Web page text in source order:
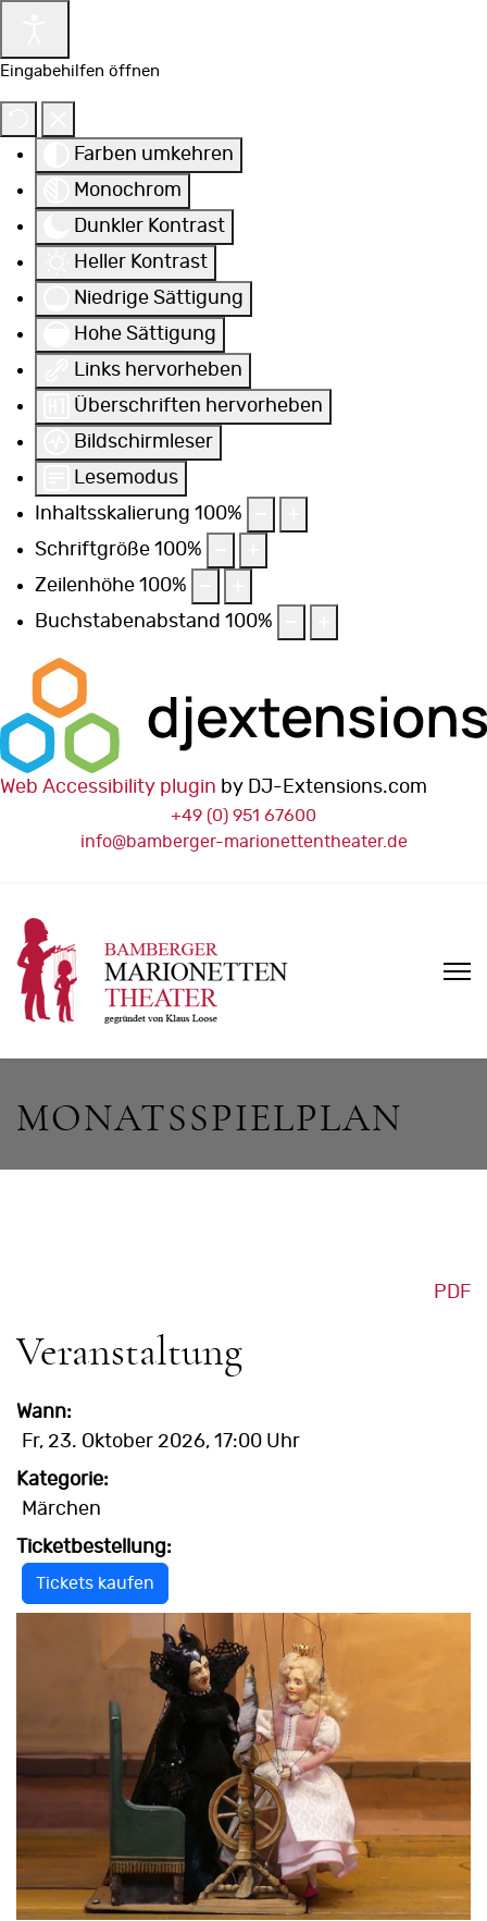
Eingabehilfen öffnen
Farben umkehren
Monochrom
Dunkler Kontrast
Heller Kontrast
Niedrige Sättigung
Hohe Sättigung
Links hervorheben
Überschriften hervorheben
Bildschirmleser
Lesemodus
Inhaltsskalierung 100%
Schriftgröße 100%
Zeilenhöhe 100%
Buchstabenabstand 100%
Web Accessibility plugin by DJ-Extensions.com
+49 (0) 951 67600
info@bamberger-marionettentheater.de
MONATSSPIELPLAN
PDF
Veranstaltung
Wann:
Fr, 23. Oktober 2026, 17:00 Uhr
Kategorie:
Märchen
Ticketbestellung:
Tickets kaufen